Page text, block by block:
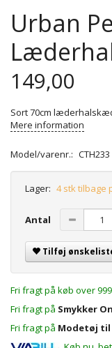
Urban
149,00
Sort 70cm
Mere information
Model/varenr.: CTH233
Lager: 4 stk tilbage
Antal
Tilføj
Fri fragt på køb over
Fri fragt på Smykker
Fri fragt på Modetøj til